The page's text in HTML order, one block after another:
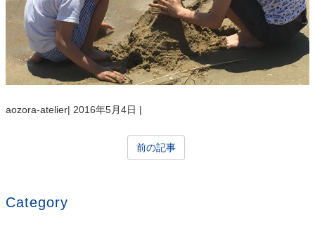
aozora-atelier| 2016年5月4日 |
前の記事
Category